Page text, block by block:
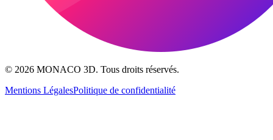
© 2026 MONACO 3D. Tous droits réservés.
Mentions LégalesPolitique de confidentialité